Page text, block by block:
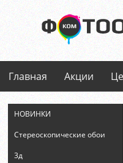
Главная Акции
НОВИНКИ
Стереоскопические обои
3д